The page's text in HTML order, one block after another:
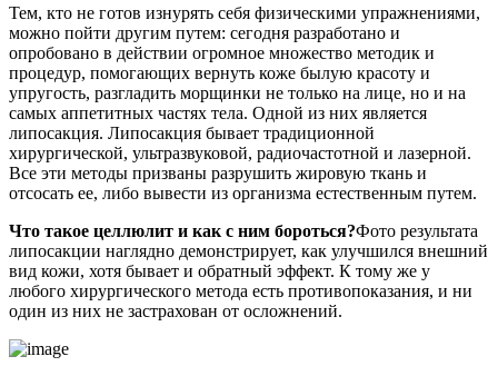
Тем, кто не готов изнурять себя физическими упражнениями,
можно пойти другим путем: сегодня разработано и
опробовано в действии огромное множество методик и
процедур, помогающих вернуть коже былую красоту и
упругость, разгладить морщинки не только на лице, но и на
самых аппетитных частях тела. Одной из них является
липосакция. Липосакция бывает традиционной
хирургической, ультразвуковой, радиочастотной и лазерной.
Все эти методы призваны разрушить жировую ткань и
отсосать ее, либо вывести из организма естественным путем.
Что такое целлюлит и как с ним бороться?Фото результата
липосакции наглядно демонстрирует, как улучшился внешний
вид кожи, хотя бывает и обратный эффект. К тому же у
любого хирургического метода есть противопоказания, и ни
один из них не застрахован от осложнений.